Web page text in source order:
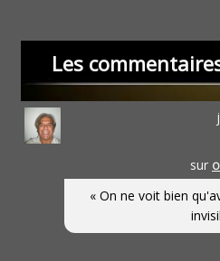
Les
sur
« On ne voit bien